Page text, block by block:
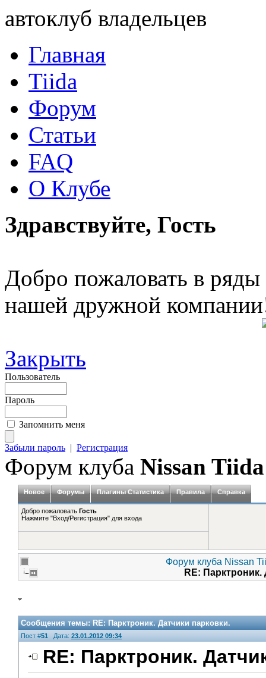
автоклуб владельцев
Главная
Tiida
Форум
Статьи
FAQ
О Клубе
Здравствуйте, Гость
Добро пожаловать в ряды
нашей дружной
Закрыть
Пользователь
Пароль
Запомнить меня
Забыли пароль | Регистрация
Форум клуба Nissan Tiida
Новое Форумы Плагины Статистика Правила Справка
Добро пожаловать Гость
Нажмите "Вход/Регистрация" для входа
Форум клуба Nissan
RE:
Сообщения темы:RE: Парктроник. Датчики парковки.
Пост #51 Дата: 23.01.2012 09:34
RE: Парктроник.